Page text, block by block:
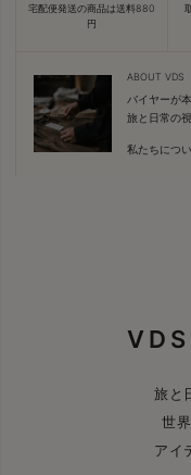
宅配便発送の商品は送料880
円
ABOUT VDS
バイヤーが
旅と日常の視
私たちに
旅と
世
アイ